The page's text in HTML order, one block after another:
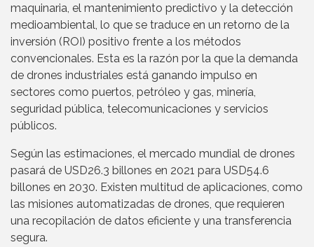
maquinaria, el mantenimiento predictivo y la detección
medioambiental, lo que se traduce en un retorno de la
inversión (ROI) positivo frente a los métodos
convencionales. Esta es la razón por la que la demanda
de drones industriales está ganando impulso en
sectores como puertos, petróleo y gas, minería,
seguridad pública, telecomunicaciones y servicios
públicos.
Según las estimaciones, el mercado mundial de drones
pasará de USD26.3 billones en 2021 para USD54.6
billones en 2030. Existen multitud de aplicaciones, como
las misiones automatizadas de drones, que requieren
una recopilación de datos eficiente y una transferencia
segura.